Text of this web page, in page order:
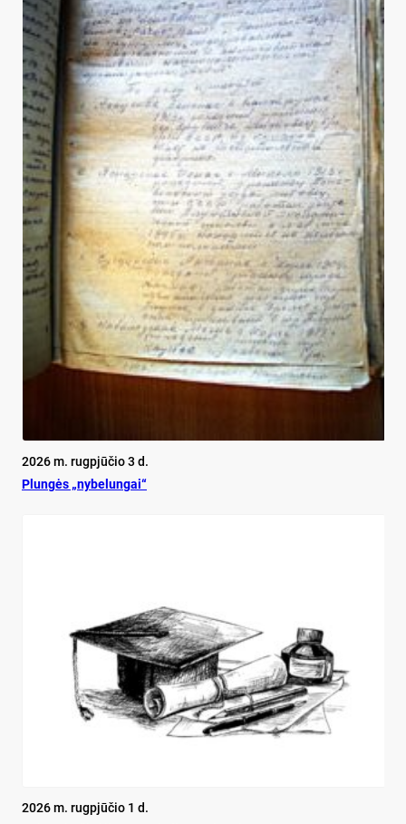
2026 m. rugpjūčio 3 d.
Plun­gės „ny­be­lun­gai“
2026 m. rugpjūčio 1 d.